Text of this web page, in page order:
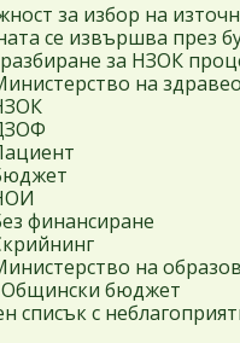
за избор на
се извършва през
за НЗОК
на
финансиране
на
Общински бюджет
списък с